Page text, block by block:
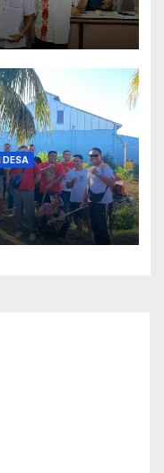
DESA